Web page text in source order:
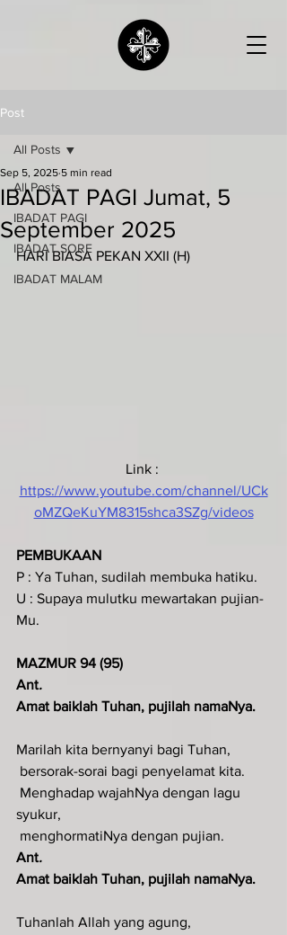
Post
All Posts
IBADAT PAGI
IBADAT SORE
IBADAT MALAM
All Posts
IBADAT PAGI Jumat, 5
September 2025
Sep 5, 2025 5 min read
HARI BIASA PEKAN XXII (H)
Link :
https://www.youtube.com/channel/UCk
oMZQeKuYM8315shca3SZg/videos
PEMBUKAAN
P : Ya Tuhan, sudilah membuka hatiku.
U : Supaya mulutku mewartakan pujian-
Mu.
MAZMUR 94 (95)
Ant.
Amat baiklah Tuhan, pujilah namaNya.
Marilah kita bernyanyi bagi Tuhan,
bersorak-sorai bagi penyelamat kita.
syukur,
menghormatiNya dengan pujian.
Ant.
Amat baiklah Tuhan, pujilah namaNya.
Tuhanlah Allah yang agung,